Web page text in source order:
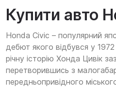
Купити авто
Honda Civic – популярний
дебют якого відбувся у
річну історію Хонда Цивік
перетворившись з
передньопривідного